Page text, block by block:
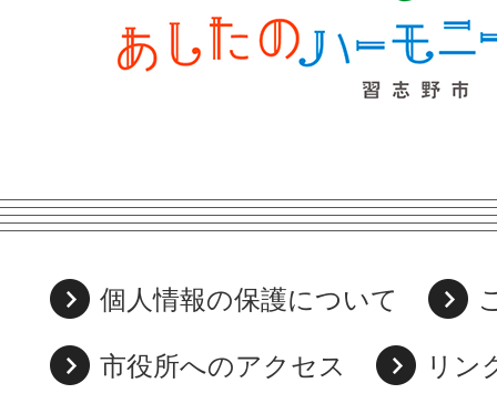
個人情報の保護について
市役所へのアクセス
リン